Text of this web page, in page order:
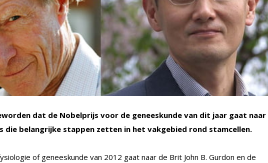
dat de Nobelprijs voor de geneeskunde van dit jaar gaat naar
die belangrijke stappen zetten in het vakgebied rond stamcellen.
of geneeskunde van 2012 gaat naar de Brit John B. Gurdon en de